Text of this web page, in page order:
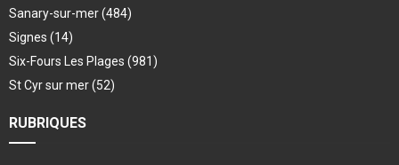
Sanary-sur-mer(484)
Signes (14)
Six-Fours Les Plages (981)
St Cyr sur mer(52)
RUBRIQUES